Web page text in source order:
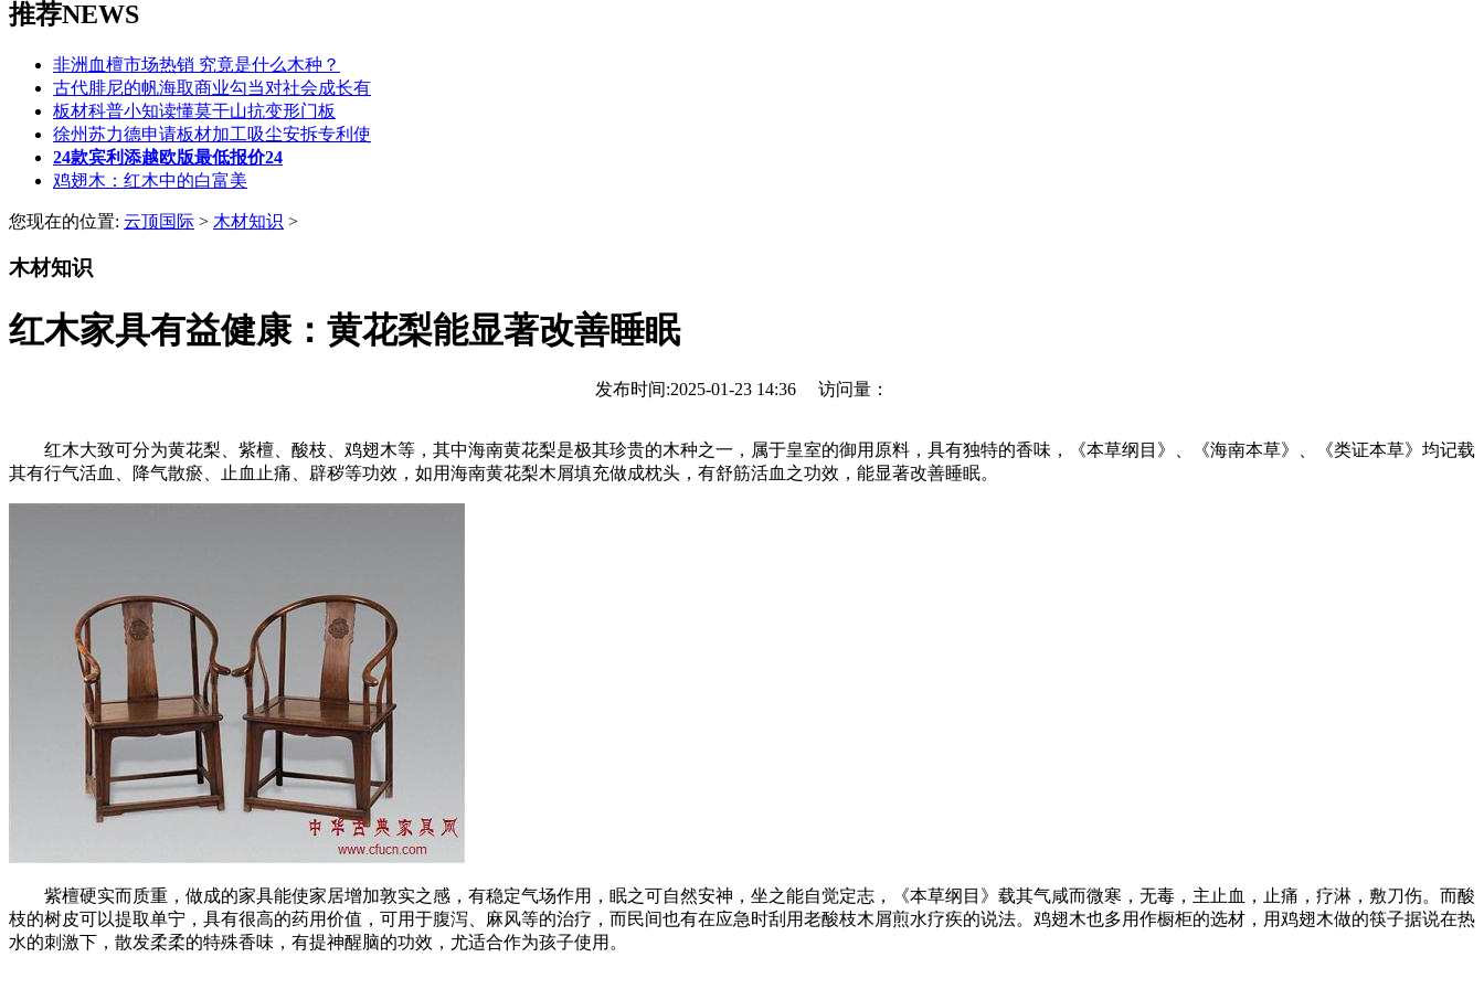
推荐NEWS
非洲血檀市场热销 究竟是什么木种？
古代腓尼的帆海取商业勾当对社会成长有
板材科普小知读懂莫干山抗变形门板
徐州苏力德申请板材加工吸尘安拆专利使
24款宾利添越欧版最低报价24
鸡翅木：红木中的白富美
您现在的位置: 云顶国际 > 木材知识 >
木材知识
红木家具有益健康：黄花梨能显著改善睡眠
发布时间:2025-01-23 14:36 访问量：
红木大致可分为黄花梨、紫檀、酸枝、鸡翅木等，其中海南黄花梨是极其珍贵的木种之一，属于皇室的御用原料，具有独特的香味，《本草纲目》、《海南本草》、《类证本草》均记载
其有行气活血、降气散瘀、止血止痛、辟秽等功效，如用海南黄花梨木屑填充做成枕头，有舒筋活血之功效，能显著改善睡眠。
紫檀硬实而质重，做成的家具能使家居增加敦实之感，有稳定气场作用，眠之可自然安神，坐之能自觉定志，《本草纲目》载其气咸而微寒，无毒，主止血，止痛，疗淋，敷刀伤。而酸
枝的树皮可以提取单宁，具有很高的药用价值，可用于腹泻、麻风等的治疗，而民间也有在应急时刮用老酸枝木屑煎水疗疾的说法。鸡翅木也多用作橱柜的选材，用鸡翅木做的筷子据说在热
水的刺激下，散发柔柔的特殊香味，有提神醒脑的功效，尤适合作为孩子使用。